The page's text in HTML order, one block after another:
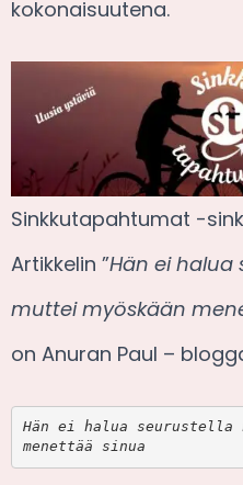
kokonaisuutena.
Sinkkutapahtumat -
Artikkelin ”Hän ei halua
muttei myöskään
on Anuran Paul –
Hän ei halua seurustella
menettää sinua